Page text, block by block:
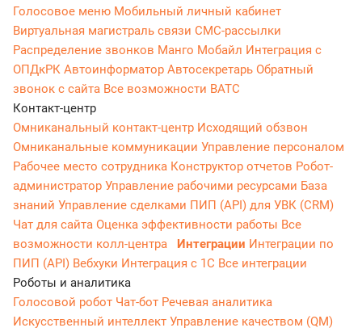
Голосовое меню Мобильный личный кабинет
Виртуальная магистраль связи СМС-рассылки
Распределение звонков Манго Мобайл Интеграция с
ОПДкРК Автоинформатор Автосекретарь Обратный
звонок с сайта Все возможности ВАТС
Контакт-центр
Омниканальный контакт-центр Исходящий обзвон
Омниканальные коммуникации Управление персоналом
Рабочее место сотрудника Конструктор отчетов Робот-
администратор Управление рабочими ресурсами База
знаний Управление сделками ПИП (API) для УВК (CRM)
Чат для сайта Оценка эффективности работы Все
возможности колл-центра
Интеграции Интеграции по
ПИП (API) Вебхуки Интеграция с 1С Все интеграции
Роботы и аналитика
Голосовой робот Чат-бот Речевая аналитика
Искусственный интеллект Управление качеством (QM)